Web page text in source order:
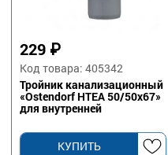
229 ₽
Код товара: 405342
Тройник канализационный
«Ostendorf HTEA 50/50х67»
для внутренней
канализации
КУПИТЬ